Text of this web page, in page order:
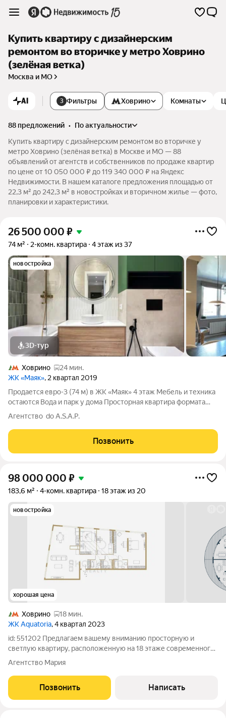
Купить квартиру с дизайнерским
ремонтом во вторичке у метро Ховрино
(зелёная ветка)
Москва и МО
AI 3 Фильтры Комнаты
Ховрино
88 предложений •
по актуальности
Купить квартиру с дизайнерским ремонтом во вторичке у
метро Ховрино (зелёная ветка) в Москве и МО — 88
объявлений от агентств и собственников по продаже квартир
по цене от 10 050 000 ₽ до 119 340 000 ₽ на Яндекс
Недвижимости. В нашем каталоге предложения площадью от
22,3 м² до 242,3 м² в новостройках и вторичном жилье — фото,
планировки и характеристики.
26 500 000 ₽
74 м² 2-комн. квартира 4 этаж из 37
новостройка
3D-тур
Ховрино
24 мин.
ЖК «Маяк», 2 квартал 2019
Продается евро-3 (74 м) в ЖК «Маяк» 4 этаж Мебель и техника
остаются Вода и парк у дома Просторная квартира формата
«евро-3» в полностью сданном премиальном комплексе на
ищет готовое
Агентство do A.S.A.P.
Позвонить
98 000 000 ₽
183,6 м² 4-комн. квартира 18 этаж из 20
новостройка
хорошая цена
Ховрино
18 мин.
ЖК Aquatoria, 4 квартал 2023
id: 551202 Предлагаем вашему вниманию просторную и
светлую квартиру, расположенную на 18 этаже современного
20-этажного дома в одном из самых престижных районов
Москвы. Общая площадь квартиры составляет 183.60 м, что
делает ее идеальным выбором как
Агентство Мария
Позвонить Написать